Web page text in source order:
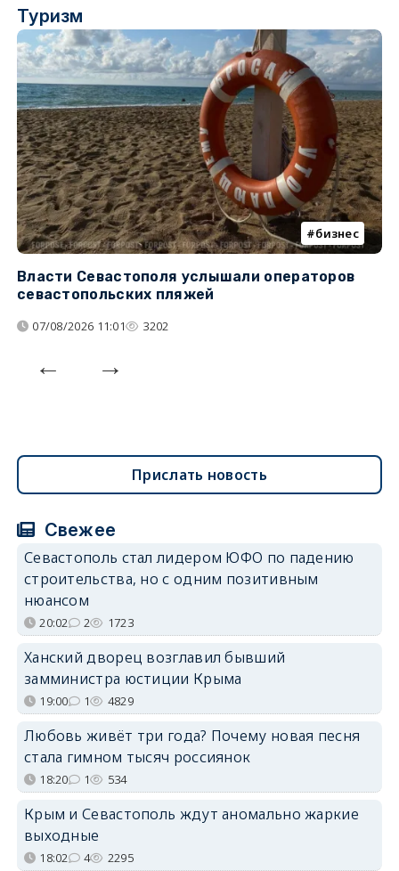
Туризм
бизнес
Власти Севастополя услышали операторов
севастопольских пляжей
07/08/2026 11:01 3202
Прислать новость
Свежее
Севастополь стал лидером ЮФО по падению
строительства, но с одним позитивным
нюансом
20:02 2 1723
Ханский дворец возглавил бывший
замминистра юстиции Крыма
19:00 1 4829
Любовь живёт три года? Почему новая песня
стала гимном тысяч россиянок
18:20 1 534
Крым и Севастополь ждут аномально жаркие
выходные
18:02 4 2295